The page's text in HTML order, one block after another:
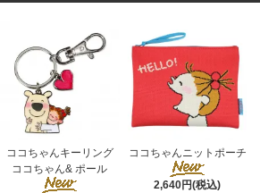
ココちゃんキーリング
ココちゃん& ポール
ココちゃんニットポーチ
2,640円(税込)